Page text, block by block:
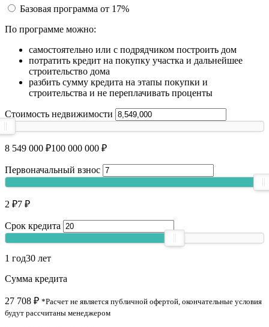
Базовая программа от 17%
По программе можно:
самостоятельно или с подрядчиком построить дом
потратить кредит на покупку участка и дальнейшее
строительство дома
разбить сумму кредита на этапы покупки и
строительства и не переплачивать проценты
Стоимость недвижимости
8 549 000 ₽100 000 000 ₽
Первоначальный взнос
2 ₽7 ₽
Срок кредита
1 год30 лет
Сумма кредита
27 708 ₽ *Расчет не является публичной офертой, окончательные условия
будут рассчитаны менеджером